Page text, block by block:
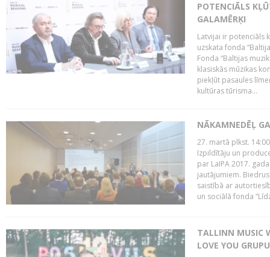
POTENCIĀLS
GALAMĒRĶI
Latvijai ir potenciāls
uzskata fonda
Fonda “Baltijas
klasiskās mūzikas
piekļūt pasaules
kultūras tūrisma...
NĀKAMNEDĒĻ
27. martā plkst.
Izpildītāju un
par LaIPA 2017.
jautājumiem.
saistībā ar
un sociālā fonda
TALLINN MUSIC
LOVE YOU